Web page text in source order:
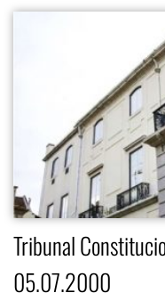
Tribunal
05.07.2000